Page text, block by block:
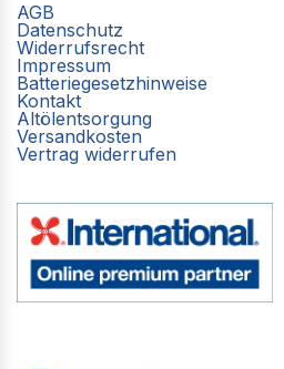
AGB
Datenschutz
Widerrufsrecht
Impressum
Batteriegesetzhinweise
Kontakt
Altölentsorgung
Versandkosten
Vertrag widerrufen